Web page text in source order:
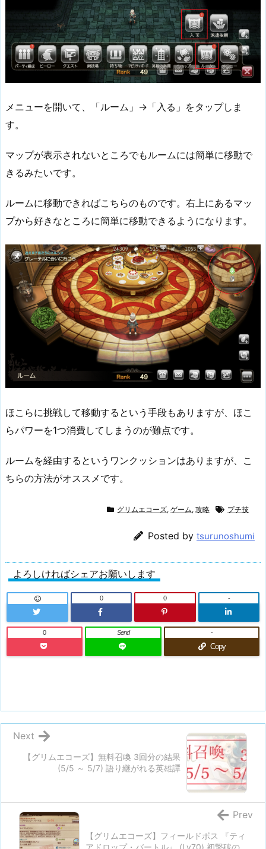
メニューを開いて、「ルーム」→「入る」をタップしま
す。
マップが表示されないところでもルームには簡単に移動で
きるみたいです。
ルームに移動できればこちらのものです。右上にあるマッ
プから好きなところに簡単に移動できるようになります。
ほこらに挑戦して移動するという手段もありますが、ほこ
らパワーを1つ消費してしまうのが難点です。
ルームを経由するというワンクッションはありますが、こ
ちらの方法がオススメです。
グリムエコーズ, ゲーム, 攻略 プチ技
Posted by tsurunoshumi
よろしければシェアお願いします
0 0 -
0 Send
Copy
-
【グリムエコーズ】無料召喚 3回分の結果
(5/5 ～ 5/7) 語り継がれる英雄譚
Next
【グリムエコーズ】フィールドボス 『ティ
アドロップ・バートル』 (Lv70) 初撃破の
Prev